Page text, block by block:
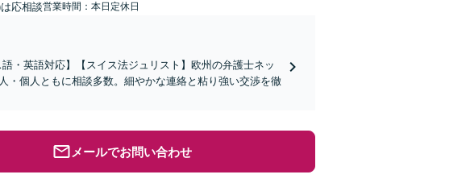
応相談営業時間：本日定休日
・英語対応】【スイス法ジュリスト】欧州の弁護士ネッ
・個人ともに相談多数。細やかな連絡と粘り強い交渉を徹
メールでお問い合わせ